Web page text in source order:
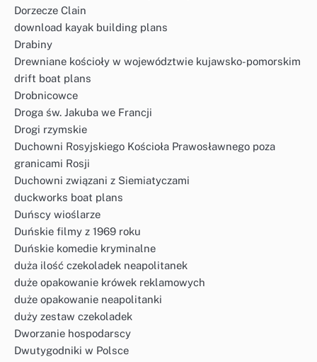
Dorzecze Clain
download kayak building plans
Drabiny
Drewniane kościoły w województwie kujawsko-pomorskim
drift boat plans
Drobnicowce
Droga św. Jakuba we Francji
Drogi rzymskie
Duchowni Rosyjskiego Kościoła Prawosławnego poza
granicami Rosji
Duchowni związani z Siemiatyczami
duckworks boat plans
Duńscy wioślarze
Duńskie filmy z 1969 roku
Duńskie komedie kryminalne
duża ilość czekoladek neapolitanek
duże opakowanie krówek reklamowych
duże opakowanie neapolitanki
duży zestaw czekoladek
Dworzanie hospodarscy
Dwutygodniki w Polsce